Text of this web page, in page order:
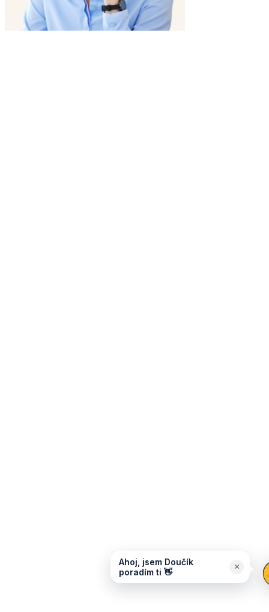
Ahoj, jsem Doučík
poradím ti 👋
×